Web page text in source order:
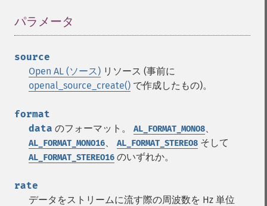
パラメータ
source
Open AL (ソース) リソース (事前に
openal_source_create() で作成したもの)。
format
data のフォーマット。 AL_FORMAT_MONO8、
AL_FORMAT_MONO16、 AL_FORMAT_STEREO8 そして
AL_FORMAT_STEREO16 のいずれか。
rate
データをストリームに流す際の周波数を Hz 単位